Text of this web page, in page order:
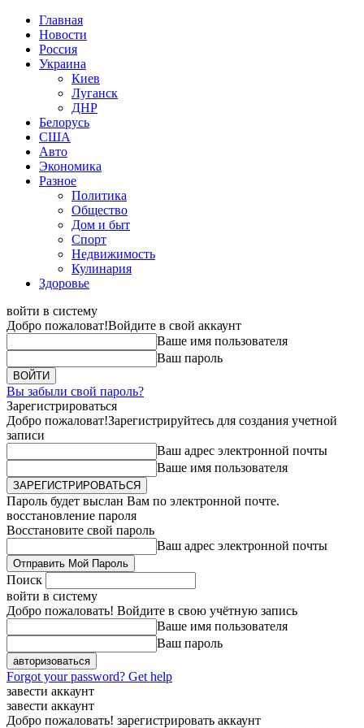
Главная
Новости
Россия
Украина
Киев
Луганск
ДНР
Белорусь
США
Авто
Экономика
Разное
Политика
Общество
Дом и быт
Спорт
Недвижимость
Кулинария
Здоровье
войти в систему
Добро пожаловат!Войдите в свой аккаунт
Ваше имя пользователя
Ваш пароль
Вы забыли свой пароль?
Зарегистрироваться
Добро пожаловат!Зарегистрируйтесь для создания учетной
записи
Ваш адрес электронной почты
Ваше имя пользователя
Пароль будет выслан Вам по электронной почте.
восстановление пароля
Восстановите свой пароль
Ваш адрес электронной почты
Поиск
войти в систему
Добро пожаловать! Войдите в свою учётную запись
Ваше имя пользователя
Ваш пароль
Forgot your password? Get help
завести аккаунт
завести аккаунт
Добро пожаловать! зарегистрировать аккаунт